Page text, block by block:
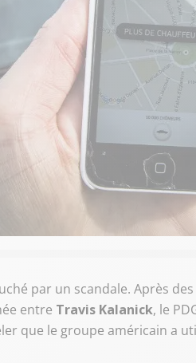
par un scandale. Après
entre Travis Kalanick, le
que le groupe américain a